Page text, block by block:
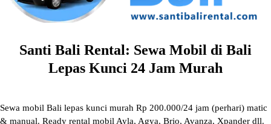
Santi Bali Rental: Sewa Mobil di Bali
Lepas Kunci 24 Jam Murah
Sewa mobil Bali lepas kunci murah Rp 200.000/24 jam (perhari) matic
& manual. Ready rental mobil Ayla, Agya, Brio, Avanza, Xpander dll.